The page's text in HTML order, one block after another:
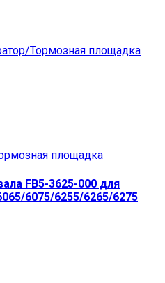
Тормозная площадка
площадка
FB5-3625-000 для
6075/6255/6265/6275